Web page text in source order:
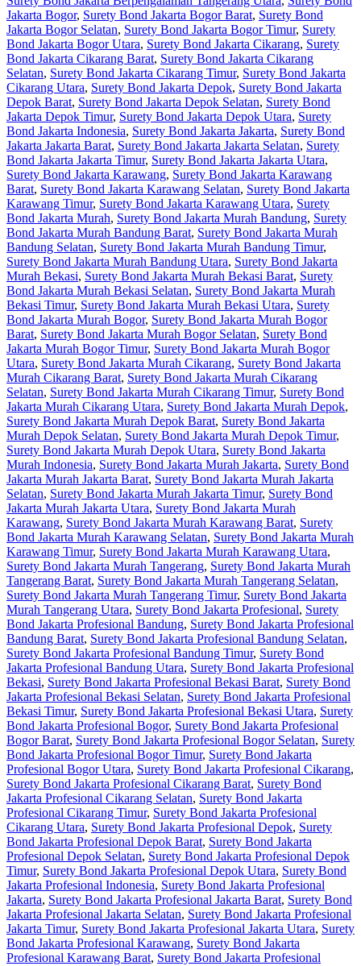
Jakarta Bogor, Surety Bond Jakarta Bogor Barat, Surety Bond
Jakarta Bogor Selatan, Surety Bond Jakarta Bogor Timur, Surety
Bond Jakarta Bogor Utara, Surety Bond Jakarta Cikarang, Surety
Bond Jakarta Cikarang Barat, Surety Bond Jakarta Cikarang
Selatan, Surety Bond Jakarta Cikarang Timur, Surety Bond Jakarta
Cikarang Utara, Surety Bond Jakarta Depok, Surety Bond Jakarta
Depok Barat, Surety Bond Jakarta Depok Selatan, Surety Bond
Jakarta Depok Timur, Surety Bond Jakarta Depok Utara, Surety
Bond Jakarta Indonesia, Surety Bond Jakarta Jakarta, Surety Bond
Jakarta Jakarta Barat, Surety Bond Jakarta Jakarta Selatan, Surety
Bond Jakarta Jakarta Timur, Surety Bond Jakarta Jakarta Utara,
Surety Bond Jakarta Karawang, Surety Bond Jakarta Karawang
Barat, Surety Bond Jakarta Karawang Selatan, Surety Bond Jakarta
Karawang Timur, Surety Bond Jakarta Karawang Utara, Surety
Bond Jakarta Murah, Surety Bond Jakarta Murah Bandung, Surety
Bond Jakarta Murah Bandung Barat, Surety Bond Jakarta Murah
Bandung Selatan, Surety Bond Jakarta Murah Bandung Timur,
Surety Bond Jakarta Murah Bandung Utara, Surety Bond Jakarta
Murah Bekasi, Surety Bond Jakarta Murah Bekasi Barat, Surety
Bond Jakarta Murah Bekasi Selatan, Surety Bond Jakarta Murah
Bekasi Timur, Surety Bond Jakarta Murah Bekasi Utara, Surety
Bond Jakarta Murah Bogor, Surety Bond Jakarta Murah Bogor
Barat, Surety Bond Jakarta Murah Bogor Selatan, Surety Bond
Jakarta Murah Bogor Timur, Surety Bond Jakarta Murah Bogor
Utara, Surety Bond Jakarta Murah Cikarang, Surety Bond Jakarta
Murah Cikarang Barat, Surety Bond Jakarta Murah Cikarang
Selatan, Surety Bond Jakarta Murah Cikarang Timur, Surety Bond
Jakarta Murah Cikarang Utara, Surety Bond Jakarta Murah Depok,
Surety Bond Jakarta Murah Depok Barat, Surety Bond Jakarta
Murah Depok Selatan, Surety Bond Jakarta Murah Depok Timur,
Surety Bond Jakarta Murah Depok Utara, Surety Bond Jakarta
Murah Indonesia, Surety Bond Jakarta Murah Jakarta, Surety Bond
Jakarta Murah Jakarta Barat, Surety Bond Jakarta Murah Jakarta
Selatan, Surety Bond Jakarta Murah Jakarta Timur, Surety Bond
Jakarta Murah Jakarta Utara, Surety Bond Jakarta Murah
Karawang, Surety Bond Jakarta Murah Karawang Barat, Surety
Bond Jakarta Murah Karawang Selatan, Surety Bond Jakarta Murah
Karawang Timur, Surety Bond Jakarta Murah Karawang Utara,
Surety Bond Jakarta Murah Tangerang, Surety Bond Jakarta Murah
Tangerang Barat, Surety Bond Jakarta Murah Tangerang Selatan,
Surety Bond Jakarta Murah Tangerang Timur, Surety Bond Jakarta
Murah Tangerang Utara, Surety Bond Jakarta Profesional, Surety
Bond Jakarta Profesional Bandung, Surety Bond Jakarta Profesional
Bandung Barat, Surety Bond Jakarta Profesional Bandung Selatan,
Surety Bond Jakarta Profesional Bandung Timur, Surety Bond
Jakarta Profesional Bandung Utara, Surety Bond Jakarta Profesional
Bekasi, Surety Bond Jakarta Profesional Bekasi Barat, Surety Bond
Jakarta Profesional Bekasi Selatan, Surety Bond Jakarta Profesional
Bekasi Timur, Surety Bond Jakarta Profesional Bekasi Utara, Surety
Bond Jakarta Profesional Bogor, Surety Bond Jakarta Profesional
Bogor Barat, Surety Bond Jakarta Profesional Bogor Selatan, Surety
Bond Jakarta Profesional Bogor Timur, Surety Bond Jakarta
Profesional Bogor Utara, Surety Bond Jakarta Profesional Cikarang,
Surety Bond Jakarta Profesional Cikarang Barat, Surety Bond
Jakarta Profesional Cikarang Selatan, Surety Bond Jakarta
Profesional Cikarang Timur, Surety Bond Jakarta Profesional
Cikarang Utara, Surety Bond Jakarta Profesional Depok, Surety
Bond Jakarta Profesional Depok Barat, Surety Bond Jakarta
Profesional Depok Selatan, Surety Bond Jakarta Profesional Depok
Timur, Surety Bond Jakarta Profesional Depok Utara, Surety Bond
Jakarta Profesional Indonesia, Surety Bond Jakarta Profesional
Jakarta, Surety Bond Jakarta Profesional Jakarta Barat, Surety Bond
Jakarta Profesional Jakarta Selatan, Surety Bond Jakarta Profesional
Jakarta Timur, Surety Bond Jakarta Profesional Jakarta Utara, Surety
Bond Jakarta Profesional Karawang, Surety Bond Jakarta
Profesional Karawang Barat, Surety Bond Jakarta Profesional